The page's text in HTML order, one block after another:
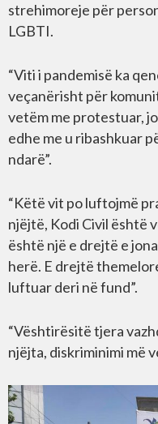
strehimoreje për
LGBTI.
“Viti i pandemisë ka
veçanërisht për
vetëm me protestuar,
edhe me u ribashkuar
ndarë”.
“Këtë vit po luftojmë
njëjtë, Kodi Civil është
është një e drejtë e
herë. E drejtë
luftuar deri në fund”.
“Vështirësitë tjera
njëjta, diskriminimi më